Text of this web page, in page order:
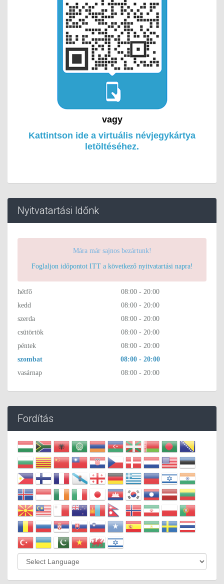
vagy
Kattintson ide a virtuális névjegykártya
letöltéséhez.
Nyitvatartási Időnk
Mára már sajnos bezártunk!
Foglaljon időpontot ITT a következő nyitvatartási napra!
hétfő
08:00 - 20:00
kedd
08:00 - 20:00
szerda
08:00 - 20:00
csütörtök
08:00 - 20:00
péntek
08:00 - 20:00
szombat
08:00 - 20:00
vasárnap
08:00 - 20:00
Fordítás